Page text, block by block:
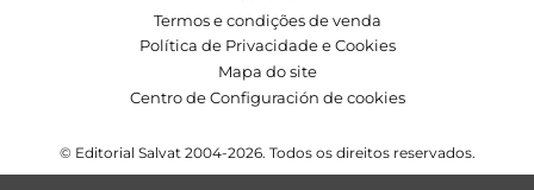
Termos e condições de venda
Política de Privacidade e Cookies
Mapa do site
Centro de Configuración de cookies
© Editorial Salvat 2004-2026. Todos os direitos reservados.